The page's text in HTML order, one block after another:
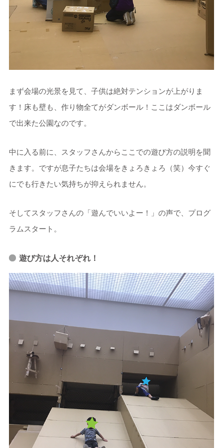
まず会場の光景を見て、子供は絶対テンションが上がりま
す！床も壁も、作り物全てがダンボール！ここはダンボール
で出来た公園なのです。
中に入る前に、スタッフさんからここでの遊び方の説明を聞
きます。ですが息子たちは会場をきょろきょろ（笑）今すぐ
にでも行きたい気持ちが抑えられません。
そしてスタッフさんの「遊んでいいよー！」の声で、プログ
ラムスタート。
遊び方は人それぞれ！